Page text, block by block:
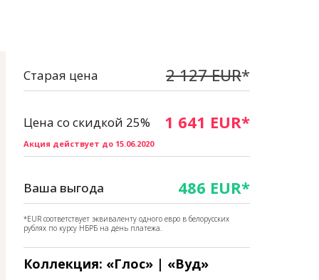
Старая цена 2 127 EUR*
Цена со скидкой 25% 1 641 EUR*
Акция действует до 15.06.2020
Ваша выгода 486 EUR*
*EUR соответствует эквиваленту одного евро в белорусских
рублях по курсу НБРБ на день платежа.
Коллекция: «Глос» | «Вуд»